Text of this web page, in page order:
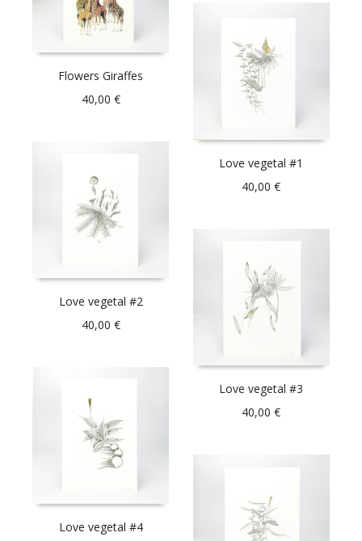
Flowers Giraffes
40,00 €
Love vegetal #1
40,00€
Love vegetal #2
40,00 €
Love vegetal #3
40,00€
Love vegetal #4